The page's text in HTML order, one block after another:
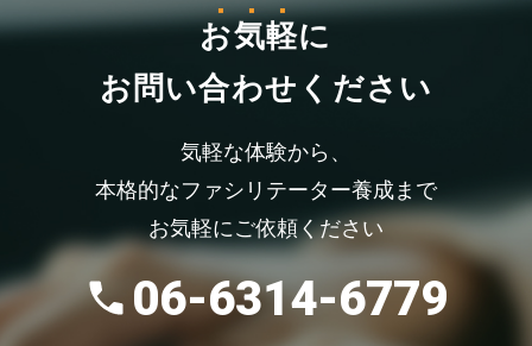
お気軽に
お問い合わせください
気軽な体験から、
本格的なファシリテーター養成まで
お気軽にご依頼ください
06-6314-6779